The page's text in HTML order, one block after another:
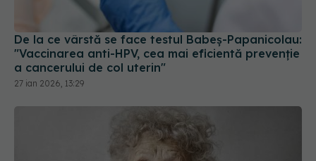
De la ce vârstă se face testul Babeş-Papanicolau:
"Vaccinarea anti-HPV, cea mai eficientă prevenţie
a cancerului de col uterin"
27 ian 2026, 13:29